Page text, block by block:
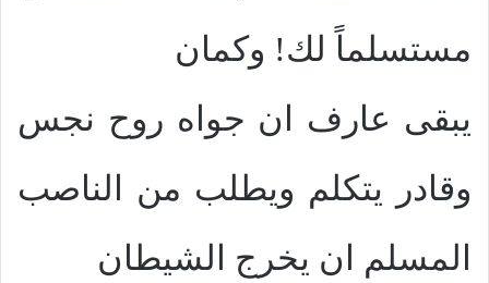
مستسلماً لك! وكمان
يبقى عارف ان جواه روح نجس
وقادر يتكلم ويطلب من الناصب
المسلم ان يخرج الشيطان